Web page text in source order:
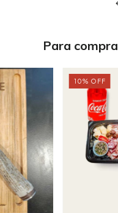
Para
10% OFF